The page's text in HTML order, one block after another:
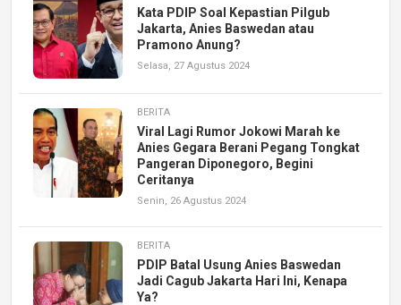
Kata PDIP Soal Kepastian Pilgub
Jakarta, Anies Baswedan atau
Pramono Anung?
Selasa, 27 Agustus 2024
BERITA
Viral Lagi Rumor Jokowi Marah ke
Anies Gegara Berani Pegang Tongkat
Pangeran Diponegoro, Begini
Ceritanya
Senin, 26 Agustus 2024
BERITA
PDIP Batal Usung Anies Baswedan
Jadi Cagub Jakarta Hari Ini, Kenapa
Ya?